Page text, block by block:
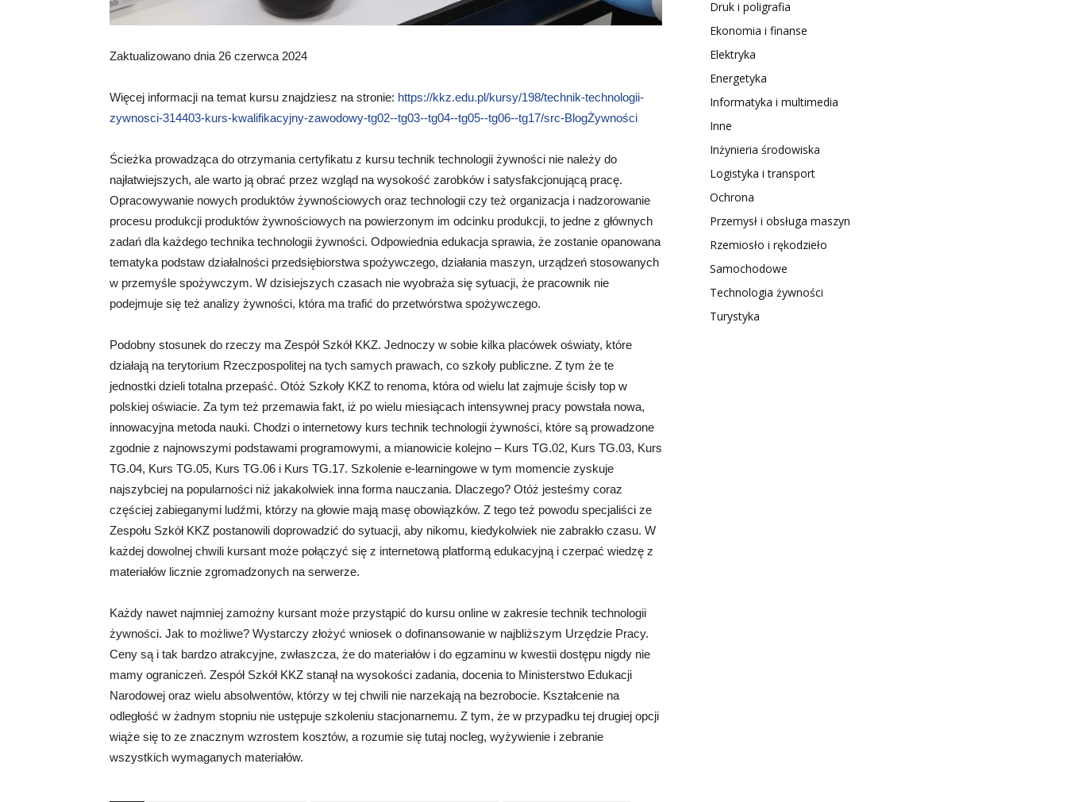
Zaktualizowano dnia 26 czerwca 2024
Więcej informacji na temat kursu znajdziesz na stronie: https://kkz.edu.pl/kursy/198/technik-technologii-
zywnosci-314403-kurs-kwalifikacyjny-zawodowy-tg02--tg03--tg04--tg05--tg06--tg17/src-BlogŻywności
Ścieżka prowadząca do otrzymania certyfikatu z kursu technik technologii żywności nie należy do
najłatwiejszych, ale warto ją obrać przez wzgląd na wysokość zarobków i satysfakcjonującą pracę.
Opracowywanie nowych produktów żywnościowych oraz technologii czy też organizacja i nadzorowanie
procesu produkcji produktów żywnościowych na powierzonym im odcinku produkcji, to jedne z głównych
zadań dla każdego technika technologii żywności. Odpowiednia edukacja sprawia, że zostanie opanowana
tematyka podstaw działalności przedsiębiorstwa spożywczego, działania maszyn, urządzeń stosowanych
w przemyśle spożywczym. W dzisiejszych czasach nie wyobraża się sytuacji, że pracownik nie
podejmuje się też analizy żywności, która ma trafić do przetwórstwa spożywczego.
Podobny stosunek do rzeczy ma Zespół Szkół KKZ. Jednoczy w sobie kilka placówek oświaty, które
działają na terytorium Rzeczpospolitej na tych samych prawach, co szkoły publiczne. Z tym że te
jednostki dzieli totalna przepaść. Otóż Szkoły KKZ to renoma, która od wielu lat zajmuje ścisły top w
polskiej oświacie. Za tym też przemawia fakt, iż po wielu miesiącach intensywnej pracy powstała nowa,
innowacyjna metoda nauki. Chodzi o internetowy kurs technik technologii żywności, które są prowadzone
zgodnie z najnowszymi podstawami programowymi, a mianowicie kolejno – Kurs TG.02, Kurs TG.03, Kurs
TG.04, Kurs TG.05, Kurs TG.06 i Kurs TG.17. Szkolenie e-learningowe w tym momencie zyskuje
najszybciej na popularności niż jakakolwiek inna forma nauczania. Dlaczego? Otóż jesteśmy coraz
częściej zabieganymi ludźmi, którzy na głowie mają masę obowiązków. Z tego też powodu specjaliści ze
Zespołu Szkół KKZ postanowili doprowadzić do sytuacji, aby nikomu, kiedykolwiek nie zabrakło czasu. W
każdej dowolnej chwili kursant może połączyć się z internetową platformą edukacyjną i czerpać wiedzę z
materiałów licznie zgromadzonych na serwerze.
Każdy nawet najmniej zamożny kursant może przystąpić do kursu online w zakresie technik technologii
żywności. Jak to możliwe? Wystarczy złożyć wniosek o dofinansowanie w najbliższym Urzędzie Pracy.
Ceny są i tak bardzo atrakcyjne, zwłaszcza, że do materiałów i do egzaminu w kwestii dostępu nigdy nie
mamy ograniczeń. Zespół Szkół KKZ stanął na wysokości zadania, docenia to Ministerstwo Edukacji
Narodowej oraz wielu absolwentów, którzy w tej chwili nie narzekają na bezrobocie. Kształcenie na
odległość w żadnym stopniu nie ustępuje szkoleniu stacjonarnemu. Z tym, że w przypadku tej drugiej opcji
wiąże się to ze znacznym wzrostem kosztów, a rozumie się tutaj nocleg, wyżywienie i zebranie
wszystkich wymaganych materiałów.
Druk i poligrafia
Ekonomia i finanse
Elektryka
Energetyka
Informatyka i multimedia
Inne
Inżynieria środowiska
Logistyka i transport
Ochrona
Przemysł i obsługa maszyn
Rzemiosło i rękodzieło
Samochodowe
Technologia żywności
Turystyka